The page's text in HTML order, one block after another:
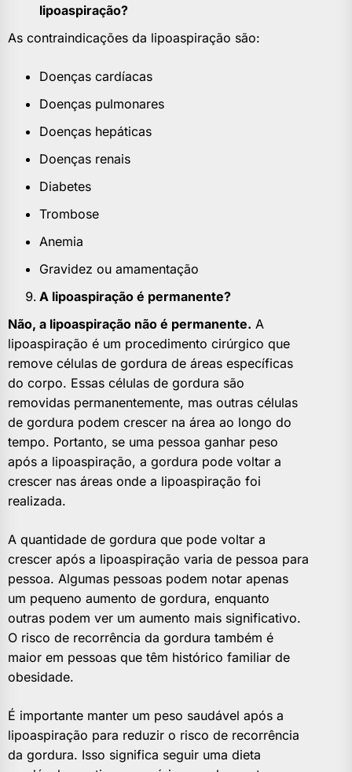
lipoaspiração?
As contraindicações da lipoaspiração são:
Doenças cardíacas
Doenças pulmonares
Doenças hepáticas
Doenças renais
Diabetes
Trombose
Anemia
Gravidez ou amamentação
A lipoaspiração é permanente?
Não, a lipoaspiração não é permanente. A
lipoaspiração é um procedimento cirúrgico que
remove células de gordura de áreas específicas
do corpo. Essas células de gordura são
removidas permanentemente, mas outras células
de gordura podem crescer na área ao longo do
tempo. Portanto, se uma pessoa ganhar peso
após a lipoaspiração, a gordura pode voltar a
crescer nas áreas onde a lipoaspiração foi
realizada.
A quantidade de gordura que pode voltar a
crescer após a lipoaspiração varia de pessoa para
pessoa. Algumas pessoas podem notar apenas
um pequeno aumento de gordura, enquanto
outras podem ver um aumento mais significativo.
O risco de recorrência da gordura também é
maior em pessoas que têm histórico familiar de
obesidade.
É importante manter um peso saudável após a
lipoaspiração para reduzir o risco de recorrência
da gordura. Isso significa seguir uma dieta